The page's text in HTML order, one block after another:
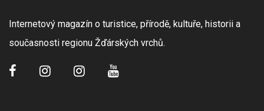
Internetový magazín o turistice, přírodě, kultuře, historii a
současnosti regionu Žďárských vrchů.